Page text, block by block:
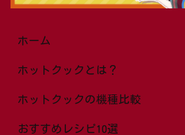
ホーム
ホットクックとは？
ホットクックの機種比較
おすすめレシピ10選